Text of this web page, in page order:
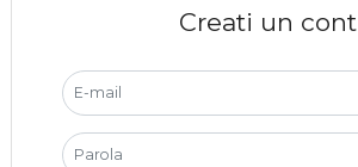
Creati un cont